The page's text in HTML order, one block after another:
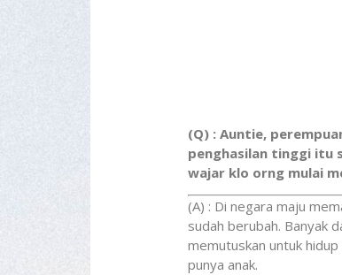
(Q) : Auntie,
penghasilan tinggi itu
wajar klo orng mulai
(A) : Di negara maju
sudah berubah. Banyak
memutuskan untuk
punya anak.